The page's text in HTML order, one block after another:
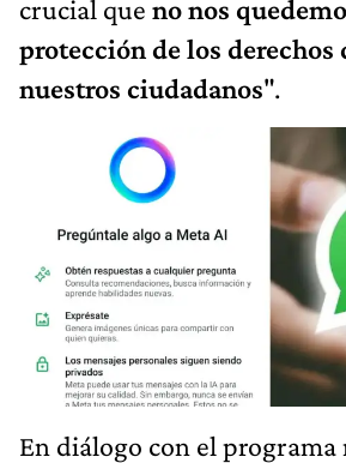
crucial que no nos
protección de los derechos
nuestros ciudadanos".
En diálogo con el programa